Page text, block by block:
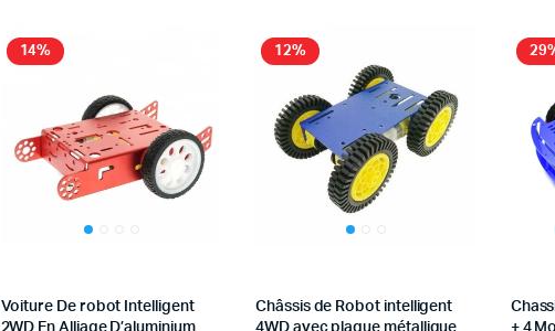
14%
Voiture De robot Intelligent
2WD En Alliage D’aluminium
12%
Châssis de Robot intelligent
4WD avec plaque métallique
+ 4